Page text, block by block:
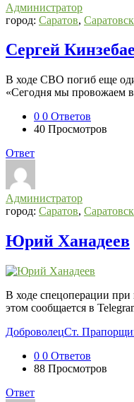
Администратор
город: Саратов,
Сергей
В ходе СВО погиб еще
«Сегодня мы провожаем
0 0 Ответов
40 Просмотров
Ответ
Администратор
город: Саратов,
Юрий Ханадеев
В ходе спецоперации
этом сообщается в
ДоброволецСт.
0 0 Ответов
88 Просмотров
Ответ